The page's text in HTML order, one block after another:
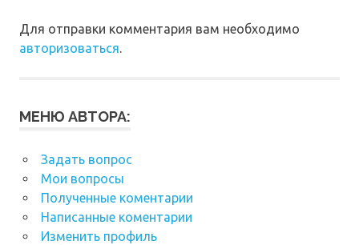
Для отправки комментария вам необходимо
авторизоваться.
МЕНЮ АВТОРА:
Задать вопрос
Мои вопросы
Полученные коментарии
Написанные коментарии
Изменить профиль